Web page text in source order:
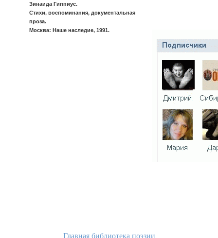
Зинаида Гиппиус.
Стихи, воспоминания, документальная
проза.
Москва: Наше наследие, 1991.
Главная библиотека поэзии